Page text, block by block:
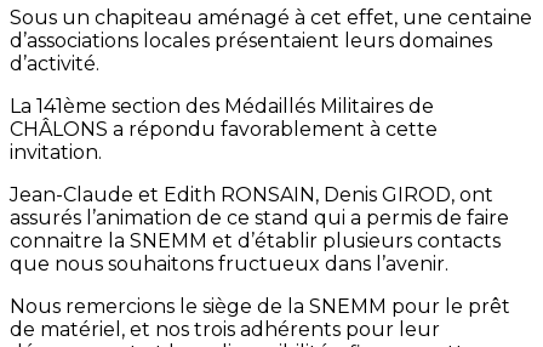
Sous un chapiteau aménagé à cet effet, une centaine
d’associations locales présentaient leurs domaines
d’activité.
La 141ème section des Médaillés Militaires de
CHÂLONS a répondu favorablement à cette
invitation.
Jean-Claude et Edith RONSAIN, Denis GIROD, ont
assurés l’animation de ce stand qui a permis de faire
connaitre la SNEMM et d’établir plusieurs contacts
que nous souhaitons fructueux dans l’avenir.
Nous remercions le siège de la SNEMM pour le prêt
de matériel, et nos trois adhérents pour leur